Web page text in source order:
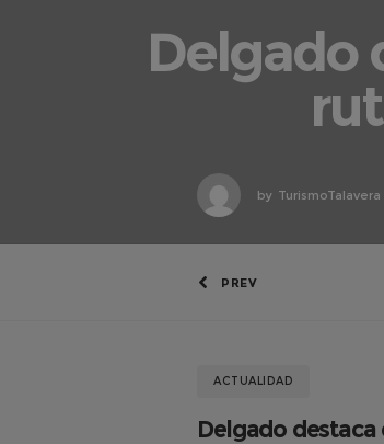
Delgado
by TurismoTalavera
PREV
ACTUALIDAD
Delgado destaca